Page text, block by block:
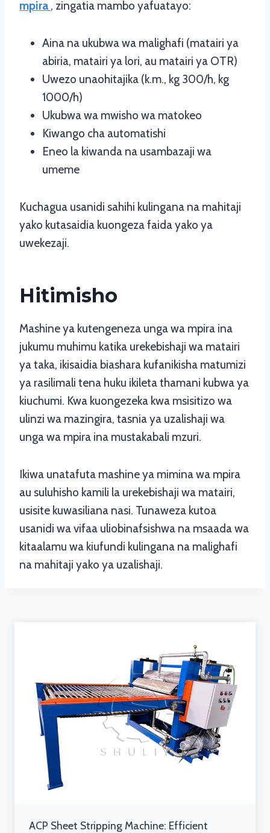
mpira , zingatia mambo yafuatayo:
Aina na ukubwa wa malighafi (matairi ya
abiria, matairi ya lori, au matairi ya OTR)
Uwezo unaohitajika (k.m., kg 300/h, kg
1000/h)
Ukubwa wa mwisho wa matokeo
Kiwango cha automatishi
Eneo la kiwanda na usambazaji wa
umeme
Kuchagua usanidi sahihi kulingana na mahitaji
yako kutasaidia kuongeza faida yako ya
uwekezaji.
Hitimisho
Mashine ya kutengeneza unga wa mpira ina
jukumu muhimu katika urekebishaji wa matairi
ya taka, ikisaidia biashara kufanikisha matumizi
ya rasilimali tena huku ikileta thamani kubwa ya
kiuchumi. Kwa kuongezeka kwa msisitizo wa
ulinzi wa mazingira, tasnia ya uzalishaji wa
unga wa mpira ina mustakabali mzuri.
Ikiwa unatafuta mashine ya mimina wa mpira
au suluhisho kamili la urekebishaji wa matairi,
usisite kuwasiliana nasi. Tunaweza kutoa
usanidi wa vifaa uliobinafsishwa na msaada wa
kitaalamu wa kiufundi kulingana na malighafi
na mahitaji yako ya uzalishaji.
ACP Sheet Stripping Machine: Efficient